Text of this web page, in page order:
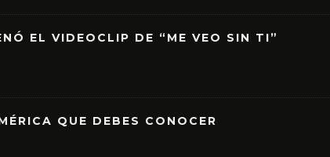
EL VIDEOCLIP DE “ME VEO SIN TI”
QUE DEBES CONOCER